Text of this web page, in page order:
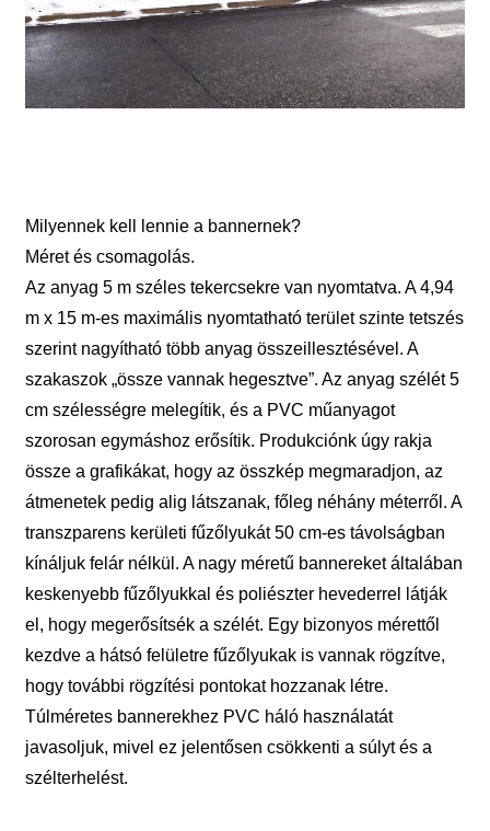
Milyennek kell lennie a bannernek?
Méret és csomagolás.
Az anyag 5 m széles tekercsekre van nyomtatva. A 4,94
m x 15 m-es maximális nyomtatható terület szinte tetszés
szerint nagyítható több anyag összeillesztésével. A
szakaszok „össze vannak hegesztve”. Az anyag szélét 5
cm szélességre melegítik, és a PVC műanyagot
szorosan egymáshoz erősítik. Produkciónk úgy rakja
össze a grafikákat, hogy az összkép megmaradjon, az
átmenetek pedig alig látszanak, főleg néhány méterről. A
transzparens kerületi fűzőlyukát 50 cm-es távolságban
kínáljuk felár nélkül. A nagy méretű bannereket általában
keskenyebb fűzőlyukkal és poliészter hevederrel látják
el, hogy megerősítsék a szélét. Egy bizonyos mérettől
kezdve a hátsó felületre fűzőlyukak is vannak rögzítve,
hogy további rögzítési pontokat hozzanak létre.
Túlméretes bannerekhez PVC háló használatát
javasoljuk, mivel ez jelentősen csökkenti a súlyt és a
szélterhelést.